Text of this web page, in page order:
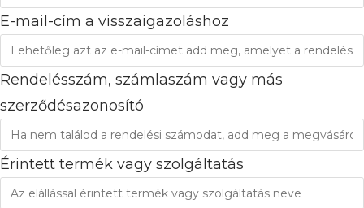
E-mail-cím a visszaigazoláshoz
Rendelésszám, számlaszám vagy más
szerződésazonosító
Érintett termék vagy szolgáltatás